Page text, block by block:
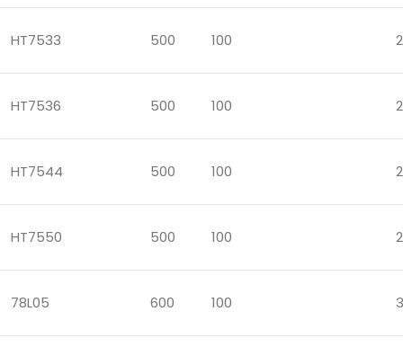
HT7533 500 100
HT7536 500 100
HT7544 500 100
HT7550 500 100
78L05 600 100